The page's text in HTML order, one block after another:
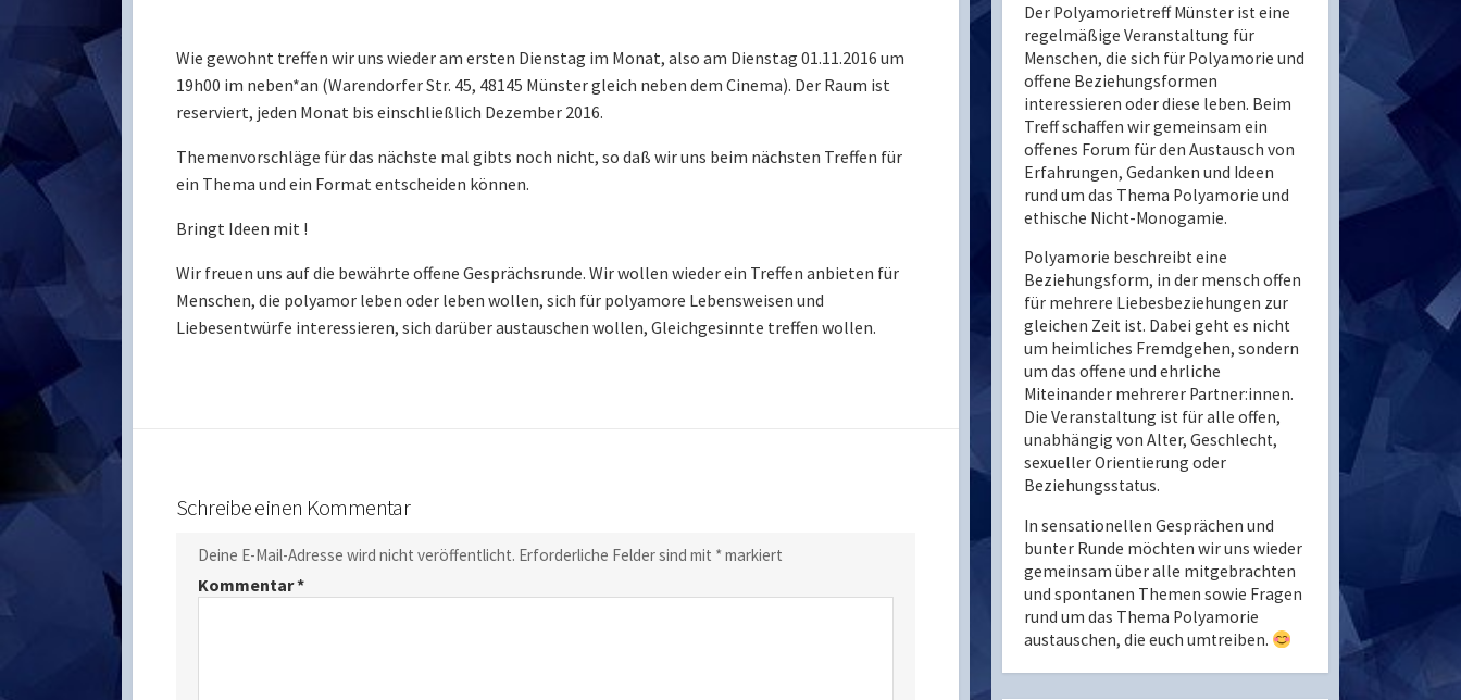
Wie gewohnt treffen wir uns wieder am ersten Dienstag im Monat, also am Dienstag 01.11.2016 um
19h00 im neben*an (Warendorfer Str. 45, 48145 Münster gleich neben dem Cinema). Der Raum ist
reserviert, jeden Monat bis einschließlich Dezember 2016.
Themenvorschläge für das nächste mal gibts noch nicht, so daß wir uns beim nächsten Treffen für
ein Thema und ein Format entscheiden können.
Bringt Ideen mit !
Wir freuen uns auf die bewährte offene Gesprächsrunde. Wir wollen wieder ein Treffen anbieten für
Menschen, die polyamor leben oder leben wollen, sich für polyamore Lebensweisen und
Liebesentwürfe interessieren, sich darüber austauschen wollen, Gleichgesinnte treffen wollen.
Schreibe einen Kommentar
Deine E-Mail-Adresse wird nicht veröffentlicht. Erforderliche Felder sind mit *markiert
Kommentar*
Der Polyamorietreff Münster ist eine
regelmäßige Veranstaltung für
Menschen, die sich für Polyamorie und
offene Beziehungsformen
interessieren oder diese leben. Beim
Treff schaffen wir gemeinsam ein
offenes Forum für den Austausch von
Erfahrungen, Gedanken und Ideen
rund um das Thema Polyamorie und
ethische Nicht-Monogamie.
Polyamorie beschreibt eine
Beziehungsform, in der mensch offen
für mehrere Liebesbeziehungen zur
gleichen Zeit ist. Dabei geht es nicht
um heimliches Fremdgehen, sondern
um das offene und ehrliche
Miteinander mehrerer Partner:innen.
Die Veranstaltung ist für alle offen,
unabhängig von Alter, Geschlecht,
sexueller Orientierung oder
Beziehungsstatus.
In sensationellen Gesprächen und
bunter Runde möchten wir uns wieder
gemeinsam über alle mitgebrachten
und spontanen Themen sowie Fragen
rund um das Thema Polyamorie
austauschen, die euch umtreiben.